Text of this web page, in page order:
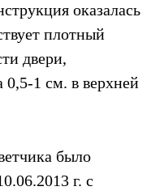
оказалась
плотный
двери,
0,5-1 см. в верхней
было
г. с